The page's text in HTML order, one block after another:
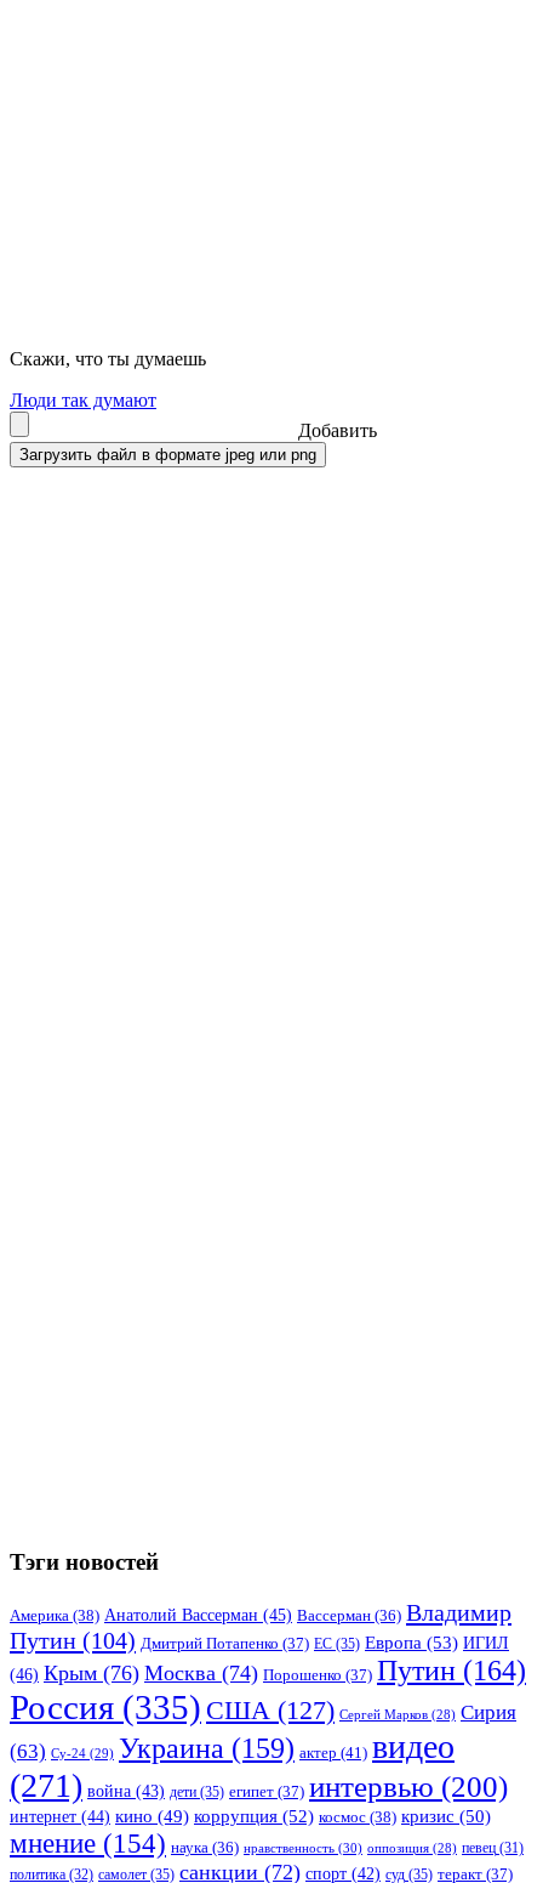
Скажи, что ты думаешь
Люди так думают
Добавить
Тэги новостей
Америка (38) Анатолий Вассерман (45) Вассерман (36) Владимир
Путин (104) Дмитрий Потапенко (37) ЕС (35) Европа (53) ИГИЛ
(46) Крым (76) Москва (74) Порошенко (37) Путин (164)
Россия (335) США (127) Сергей Марков (28) Сирия
(63) Су-24 (29) Украина (159) актер (41) видео
(271) война (43) дети (35) египет (37) интервью (200)
интернет (44) кино (49) коррупция (52) космос (38) кризис (50)
мнение (154) наука (36) нравственность (30) оппозиция (28) певец (31)
политика (32) самолет (35) санкции (72) спорт (42) суд (35) теракт (37)